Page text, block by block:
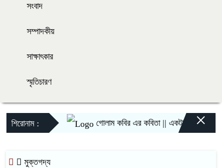
সংবাদ
সম্পাদকীয়
সাক্ষাৎকার
স্মৃতিচারণ
শিরোনাম : গোলাম কবির এর কবিতা || একটা কাঙ্ক্ষিত×
মুক্তগদ্য